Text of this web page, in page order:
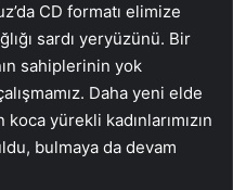
CD formatı elimize
sardı yeryüzünü. Bir
sahiplerinin yok
Daha yeni elde
yürekli kadınlarımızın
bulmaya da devam